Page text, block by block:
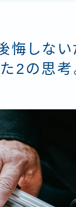
悔しな
2の思考